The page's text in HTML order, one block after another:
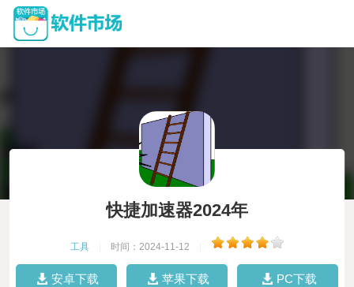
快捷加速器2024年
工具 时间：2024-11-12
安卓下载 苹果下载 PC下载